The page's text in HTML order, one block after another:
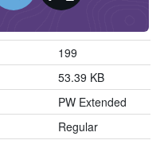
199
53.39 KB
PW Extended
Regular